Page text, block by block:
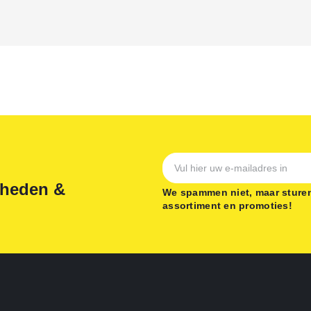
&
We spammen niet, maar
assortiment en promoties!